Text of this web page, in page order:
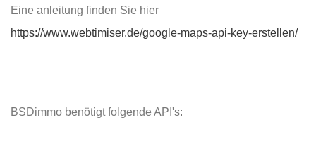
Eine anleitung finden Sie hier
https://www.webtimiser.de/google-maps-api-key-erstellen/
BSDimmo benötigt folgende API's: